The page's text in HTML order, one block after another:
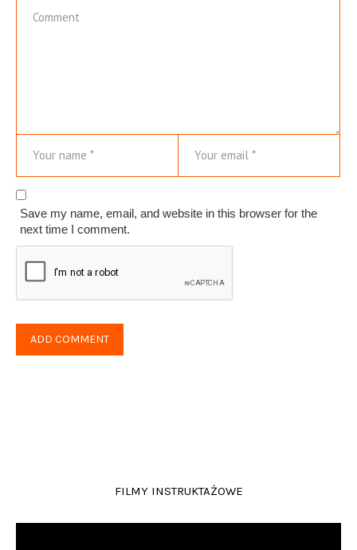
Save my name, email, and website in this browser for the
next time I comment.
FILMY INSTRUKTAŻOWE